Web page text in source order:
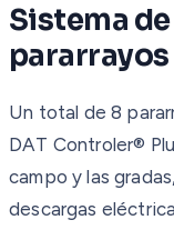
Sistema
pararrayos
Un total de 8
DAT Controler®
campo y las
descargas